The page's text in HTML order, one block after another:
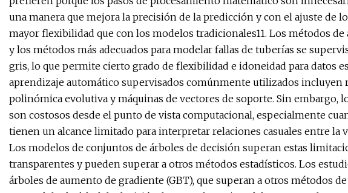
una manera que mejora la precisión de la predicción y con el ajuste de
mayor flexibilidad que con los modelos tradicionales11. Los métodos
y los métodos más adecuados para modelar fallas de tuberías se
gris, lo que permite cierto grado de flexibilidad e idoneidad para datos
aprendizaje automático supervisados ​​​​comúnmente utilizados incluyen
polinómica evolutiva y máquinas de vectores de soporte. Sin embargo,
son costosos desde el punto de vista computacional, especialmente
tienen un alcance limitado para interpretar relaciones casuales entre la
Los modelos de conjuntos de árboles de decisión superan estas
transparentes y pueden superar a otros métodos estadísticos. Los
árboles de aumento de gradiente (GBT), que superan a otros métodos